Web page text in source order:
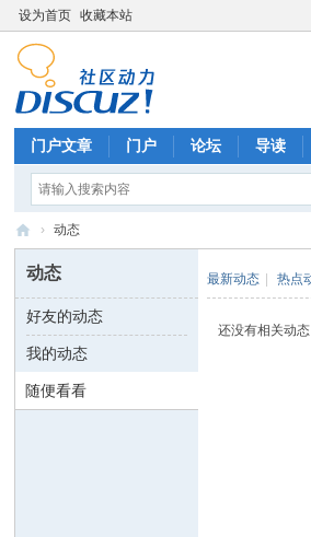
设为首页 收藏本站
门户文章 门户 论坛 导读
uz
B
› 动态
动态
好友的动态
我的动态
随便看看
最新动态 热点
还没有相关动态